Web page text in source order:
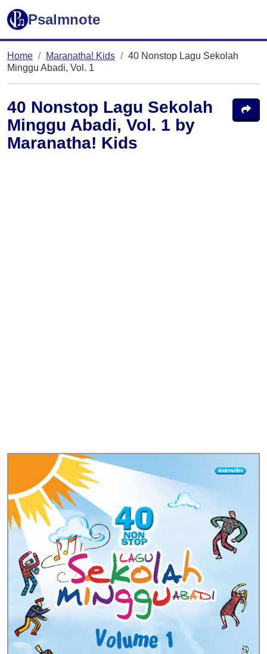
Psalmnote
Home Maranatha! Kids
40 Nonstop Lagu Sekolah
Minggu Abadi, Vol. 1
40 Nonstop Lagu Sekolah
Minggu Abadi, Vol. 1 by
Maranatha! Kids